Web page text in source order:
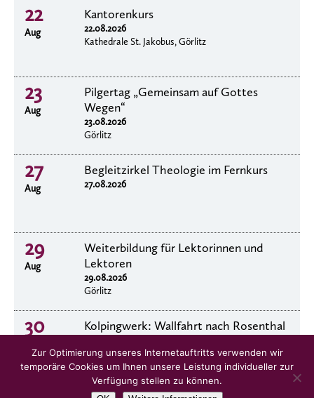
22
Aug
Kantorenkurs
22.08.2026
Kathedrale St. Jakobus, Görlitz
23
Aug
Pilgertag „Gemeinsam auf Gottes
Wegen“
23.08.2026
Görlitz
27
Aug
Begleitzirkel Theologie im Fernkurs
27.08.2026
29
Aug
Weiterbildung für Lektorinnen und
Lektoren
29.08.2026
Görlitz
30 Kolpingwerk: Wallfahrt nach Rosenthal
Zur Optimierung unseres Internetauftritts verwenden wir
temporäre Cookies um Ihnen unsere Leistung individueller zur
Verfügung stellen zu können.